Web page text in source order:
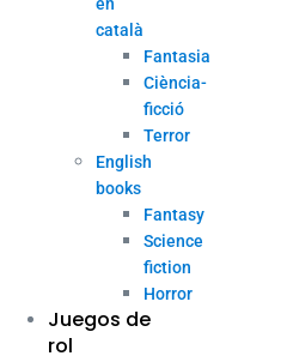
en
català
Fantasia
Ciència-
ficció
Terror
English
books
Fantasy
Science
fiction
Horror
Juegos de
rol